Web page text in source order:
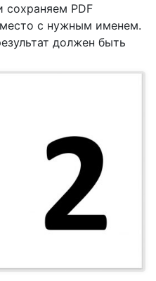
PDF
с нужным именем.
должен быть